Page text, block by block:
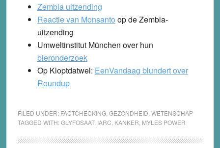
Zembla uitzending
Reactie van Monsanto op de Zembla-
uitzending
Umweltinstitut München over hun
bieronderzoek
Op Kloptdatwel: EenVandaag blundert over
Roundup
FILED UNDER: FACTCHECKING, GEZONDHEID WETENSCHAP
TAGGED WITH:GLYFOSAAT, IARC KANKER MYLES POWER